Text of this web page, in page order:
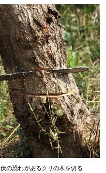
の恐れがあるクリの木を切る